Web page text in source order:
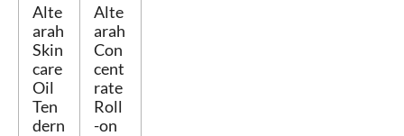
Alte
arah
Skin
care
Oil
Ten
dern
Alte
arah
Con
cent
rate
Roll
-on